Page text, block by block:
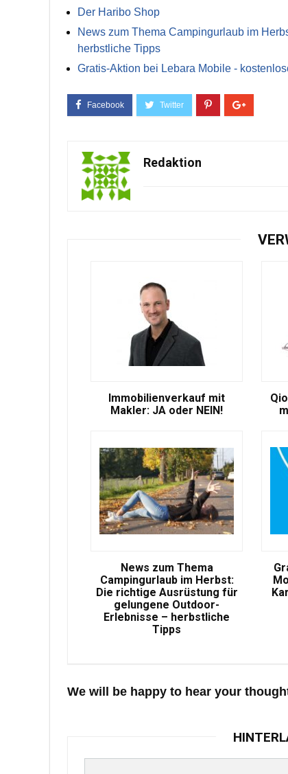
Der Haribo Shop
News zum Thema Campingurlaub im
herbstliche Tipps
Gratis-Aktion bei Lebara Mobile -
Redaktion
Immobilienverkauf mit
Makler: JA oder NEIN!
News zum Thema
Campingurlaub im Herbst:
Die richtige Ausrüstung für
gelungene Outdoor-
Erlebnisse – herbstliche
Tipps
We will be happy to hear your